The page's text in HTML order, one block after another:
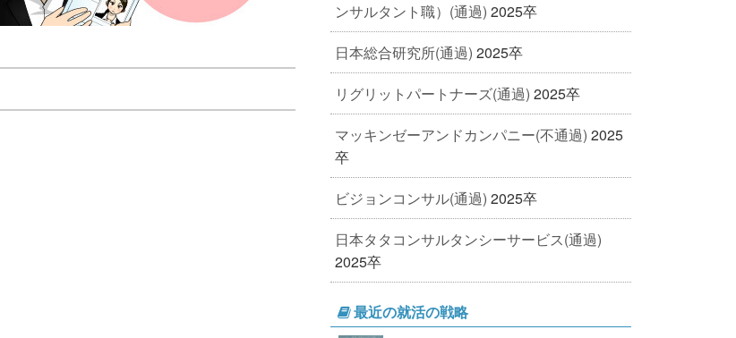
ンサルタント職）(通過) 2025卒
日本総合研究所(通過) 2025卒
リグリットパートナーズ(通過) 2025卒
マッキンゼーアンドカンパニー(不通過) 2025
卒
ビジョンコンサル(通過) 2025卒
日本タタコンサルタンシーサービス(通過)
2025卒
最近の就活の戦略